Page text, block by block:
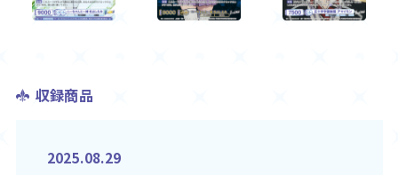
収録商品
2025.08.29